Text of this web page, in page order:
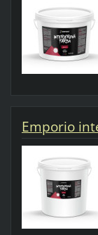
Emporio